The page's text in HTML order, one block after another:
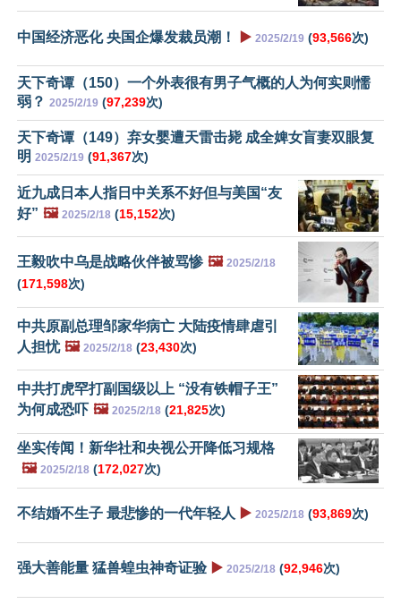
中国经济恶化 央国企爆发裁员潮！ ▶️ 2025/2/19 (93,566次)
天下奇谭（150）一个外表很有男子气概的人为何实则懦
弱？ 2025/2/19 (97,239次)
天下奇谭（149）弃女婴遭天雷击毙 成全婢女盲妻双眼复
明 2025/2/19 (91,367次)
近九成日本人指日中关系不好但与美国“友
好” 🖼️ 2025/2/18 (15,152次)
王毅吹中乌是战略伙伴被骂惨 🖼️ 2025/2/18
(171,598次)
中共原副总理邹家华病亡 大陆疫情肆虐引
人担忧 🖼️ 2025/2/18 (23,430次)
中共打虎罕打副国级以上 “没有铁帽子王”
为何成恐吓 🖼️ 2025/2/18 (21,825次)
坐实传闻！新华社和央视公开降低习规格
🖼️ 2025/2/18 (172,027次)
不结婚不生子 最悲惨的一代年轻人 ▶️ 2025/2/18 (93,869次)
强大善能量 猛兽蝗虫神奇证验 ▶️ 2025/2/18 (92,946次)